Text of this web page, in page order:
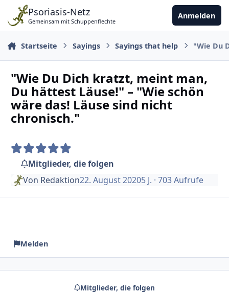
Zu Inhalt springen
Psoriasis-Netz
Gemeinsam mit Schuppenflechte
Anmelden
Startseite Sayings Sayings that help "Wie Du
"Wie Du Dich kratzt, meint man,
Du hättest Läuse!" – "Wie schön
wäre das! Läuse sind nicht
chronisch."
Mitglieder, die folgen
Von Redaktion22. August 20205 J. · 703 Aufrufe
Melden
Mitglieder, die folgen